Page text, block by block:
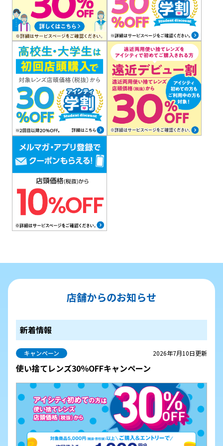
店舗からのお知らせ
新着情報
キャンペーン 2026年7月10日更新
使い捨てレンズ30％OFFキャンペーン